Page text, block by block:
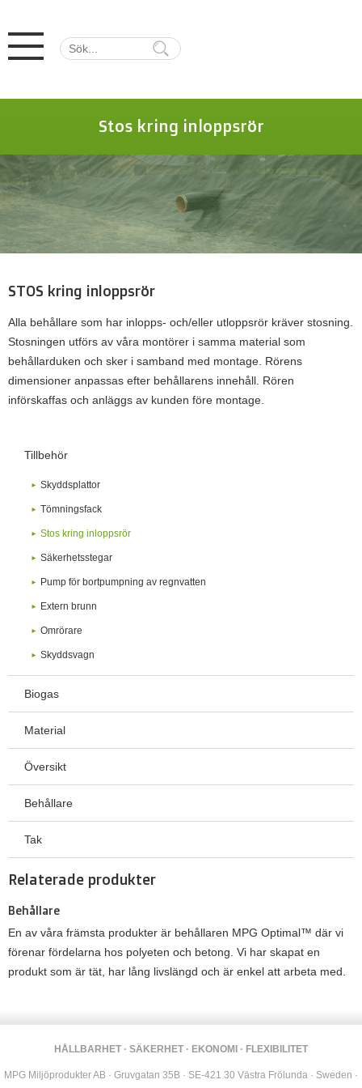
Stos kring inloppsrör
STOS kring inloppsrör
Alla behållare som har inlopps- och/eller utloppsrör kräver stosning.
Stosningen utförs av våra montörer i samma material som
behållarduken och sker i samband med montage. Rörens
dimensioner anpassas efter behållarens innehåll. Rören
införskaffas och anläggs av kunden före montage.
Tillbehör
Skyddsplattor
Tömningsfack
Stos kring inloppsrör
Säkerhetsstegar
Pump för bortpumpning av regnvatten
Extern brunn
Omrörare
Skyddsvagn
Biogas
Material
Översikt
Behållare
Tak
Relaterade produkter
Behållare
En av våra främsta produkter är behållaren MPG Optimal™ där vi
förenar fördelarna hos polyeten och betong. Vi har skapat en
produkt som är tät, har lång livslängd och är enkel att arbeta med.
HÅLLBARHET · SÄKERHET · EKONOMI · FLEXIBILITET
MPG Miljöprodukter AB · Gruvgatan 35B · SE-421 30 Västra Frölunda · Sweden ·